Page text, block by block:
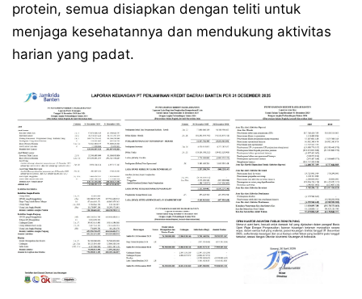
protein, semua disiapkan dengan teliti untuk
menjaga kesehatannya dan mendukung aktivitas
harian yang padat.